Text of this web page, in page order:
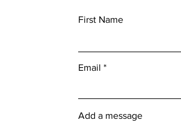
First Name
Email
Add a message